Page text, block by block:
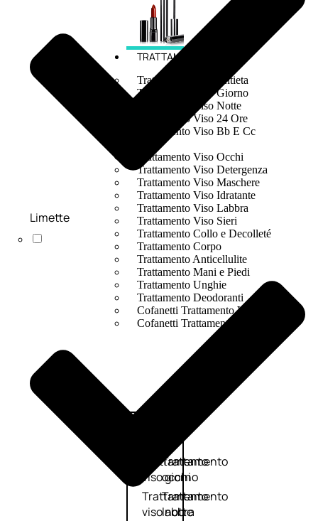
TRATTAMENTI
Trattamento Viso Antieta
Trattamento Viso Giorno
Trattamento Viso Notte
Trattamento Viso 24 Ore
Trattamento Viso Bb E Cc
Trattamento Viso Occhi
Trattamento Viso Detergenza
Trattamento Viso Maschere
Trattamento Viso Idratante
Trattamento Viso Labbra
Trattamento Viso Sieri
Trattamento Collo e Decolleté
Trattamento Corpo
Trattamento Anticellulite
Trattamento Mani e Piedi
Trattamento Unghie
Trattamento Deodoranti
Cofanetti Trattamento Viso
Cofanetti Trattamento Corpo
Trattamento
viso giorno
Trattamento
viso notte
Trattamento
occhi
Trattamento
labbra
Limette